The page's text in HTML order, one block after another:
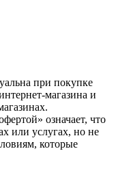
при покупке
магазина и
означает, что
или услугах, но не
которые